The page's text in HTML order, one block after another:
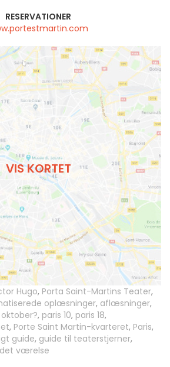
RESERVATIONER
VIS KORTET
Hugo, Porta Saint-Martins Teater,
oplæsninger, aflæsninger,
, paris 10, paris 18,
, Porte Saint Martin-kvarteret, Paris,
guide, guide til teaterstjerner,
værelse